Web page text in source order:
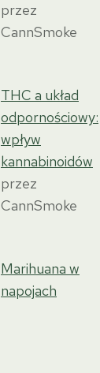
przez
CannSmoke
THC a układ
odpornościowy:
wpływ
kannabinoidów
przez
CannSmoke
Marihuana w
napojach